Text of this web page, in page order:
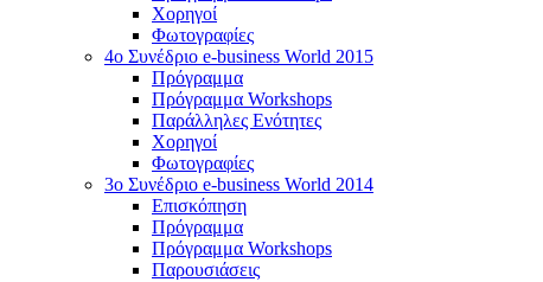
Χορηγοί
Φωτογραφίες
4o Συνέδριο e-business World 2015
Πρόγραμμα
Πρόγραμμα Workshops
Παράλληλες Ενότητες
Χορηγοί
Φωτογραφίες
3ο Συνέδριο e-business World 2014
Επισκόπηση
Πρόγραμμα
Πρόγραμμα Workshops
Παρουσιάσεις